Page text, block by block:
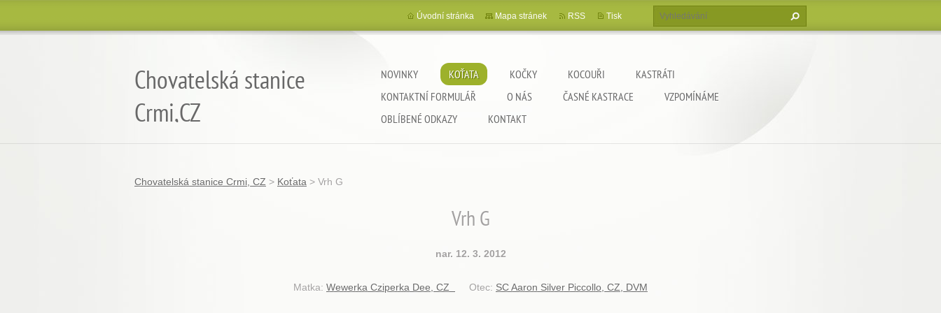
Chovatelská stanice
Crmi,CZ
NOVINKY KOŤATA KOČKY KOCOUŘI
KASTRÁTI
KONTAKTNÍ FORMULÁŘ
O NÁS ČASNÉ KASTRACE
VZPOMÍNÁME
OBLÍBENÉ ODKAZY
KONTAKT
Úvodní stránka Mapa stránek RSS Tisk
Chovatelská stanice Crmi, CZ > Koťata > Vrh G
Vrh G
nar. 12. 3. 2012
Matka: Wewerka Cziperka Dee, CZ Otec: SCAaron Silver Piccollo, CZ , DVM